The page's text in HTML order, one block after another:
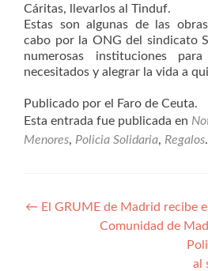
Cáritas, llevarlos al Tinduf.
Estas son algunas de las
cabo por la ONG del sindicato
numerosas instituciones
necesitados y alegrar la vida a
Publicado por el Faro de Ceuta.
Esta entrada fue publicada en
Menores, Policia Solidaria, Regalos
Navegación
← El GRUME de Madrid recibe
Comunidad de
al